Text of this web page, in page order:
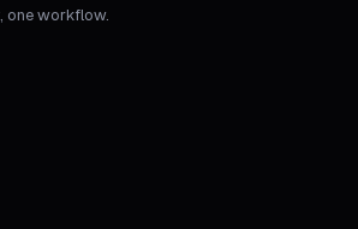
one workflow.